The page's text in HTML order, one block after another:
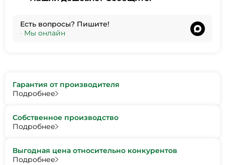
Есть вопросы? Пишите!
• Мы онлайн
Гарантия от производителя
Подробнее
Собственное производство
Подробнее
Выгодная цена относительно конкурентов
Подробнее